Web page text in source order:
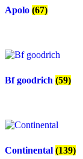
Apolo (67)
Bf goodrich (59)
Continental (139)